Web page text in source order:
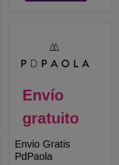
Envío
gratuito
Envio Gratis
PdPaola